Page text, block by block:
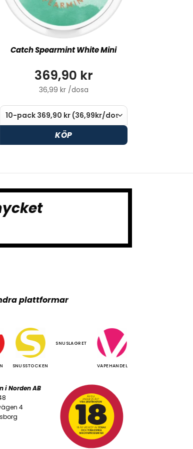
Catch Spearmint White Mini
369,90 kr
36,99 kr /dosa
KÖP
plattformar
SNUSSTOCKEN
SNUSLAGRET
VAPEHANDEL
i Norden AB
4